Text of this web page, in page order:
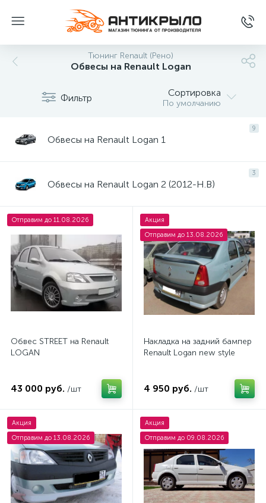
Тюнинг Renault (Рено)
Обвесы на Renault Logan
Фильтр Сортировка
По умолчанию
9
Обвесы на Renault Logan 1
3
Обвесы на Renault Logan 2 (2012-Н.В)
Отправим до 11.08.2026
Обвес STREET на Renault
LOGAN
43 000 руб. /шт
Акция
Отправим до 13.08.2026
Накладка на задний бампер
Renault Logan new style
4 950 руб. /шт
Акция
Отправим до 13.08.2026
Акция
Отправим до 09.08.2026